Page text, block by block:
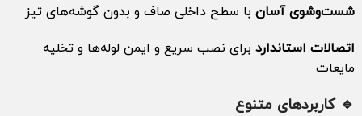
شست‌وشوی آسانبا سطح داخلی صاف و بدون گوشه‌های تیز
اتصالات استانداردبرای نصب سریع و ایمن لوله‌ها و تخلیه
مایعات
🔹 کاربردهای متنوع